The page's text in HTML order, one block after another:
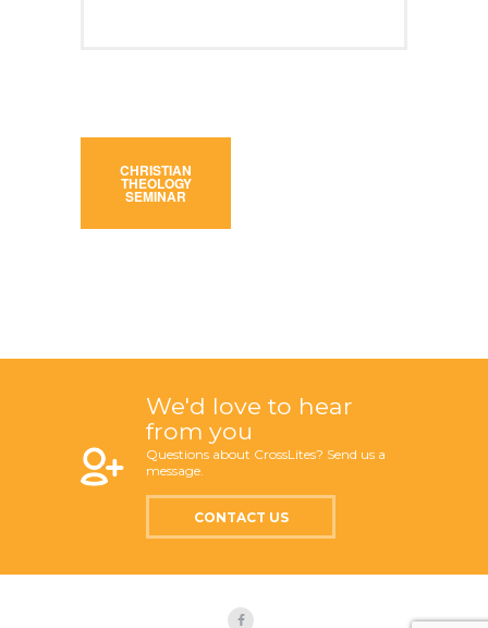
CHRISTIAN
THEOLOGY
SEMINAR
We'd love to hear
from you
Questions about CrossLites? Send us a
message.
CONTACT US